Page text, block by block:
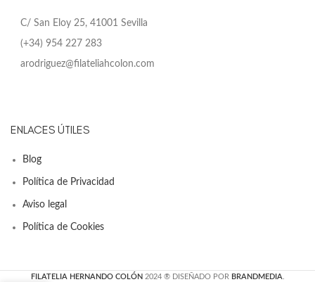
C/ San Eloy 25, 41001 Sevilla
(+34) 954 227 283
arodriguez@filateliahcolon.com
ENLACES ÚTILES
Blog
Política de Privacidad
Aviso legal
Política de Cookies
FILATELIA HERNANDO COLÓN 2024 ® DISEÑADO POR BRANDMEDIA